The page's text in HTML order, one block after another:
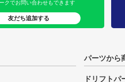
クでお問い合わせもできます
友だち追加する
パーツから
ドリフトパ